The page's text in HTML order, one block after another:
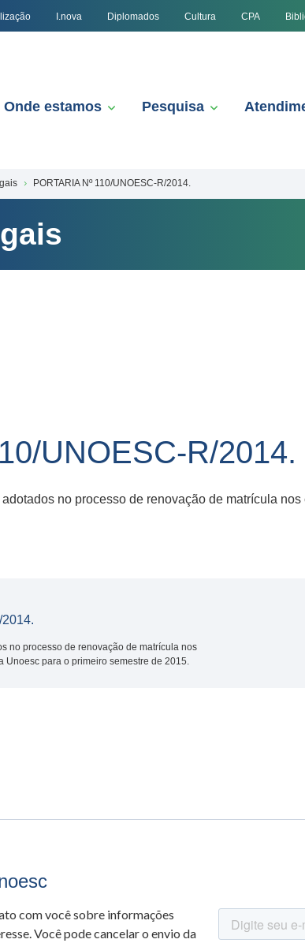
I.nova Diplomados Cultura CPA
Onde estamos Pesquisa
PORTARIA Nº 110/UNOESC-R/2014.
UNOESC-R/2014.
no processo de renovação de matrícula
no processo de renovação de matrícula nos
para o primeiro semestre de 2015.
com você sobre informações
Você pode cancelar o envio da